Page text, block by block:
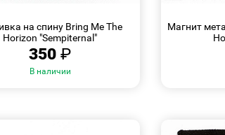
на спину Bring Me The
Horizon "Sempiternal"
350₽
В наличии
Магнит